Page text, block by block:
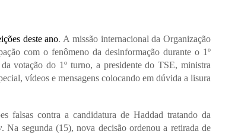
deste ano. A missão internacional da Organização
com o fenômeno da desinformação durante o 1º
votação do 1º turno, a presidente do TSE, ministra
vídeos e mensagens colocando em dúvida a lisura
falsas contra a candidatura de Haddad tratando da
. Na segunda (15), nova decisão ordenou a retirada de